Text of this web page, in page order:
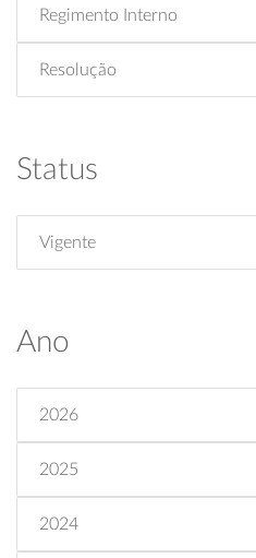
Regimento Interno
Resolução
Status
Vigente
Ano
2026
2025
2024